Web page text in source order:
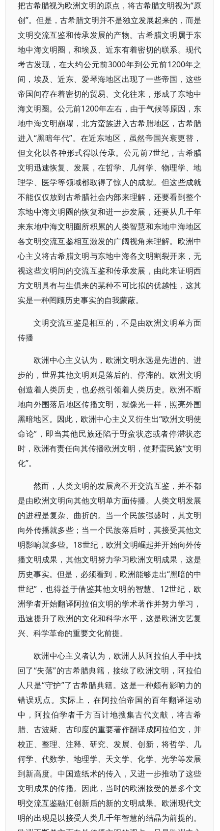
把古希腊视为欧洲文明的原点，将古希腊文明视为“原
创”。但是，古希腊文明并不是独立发展起来的，而是
文明交流互鉴和传承发展的产物。古希腊文明属于东
地中海文明圈，和埃及、近东有着密切的联系。现代
考古发现，在大约公元前3000年到公元前1200年之
间，埃及、近东、爱琴海地区出现了一些帝国，这些
帝国间存在着密切的贸易、文化往来，形成了东地中
海文明圈。公元前1200年左右，由于气候等原因，东
地中海文明崩塌，北方蛮族进入古希腊地区，古希腊
进入“黑暗年代”。在近东地区，虽然帝国兴衰更替，
但文化以各种形式得以传承。公元前7世纪，古希腊
文明迅速恢复、发展，在哲学、几何学、物理学、地
理学、医学等领域都取得了惊人的成就。但这些成就
不能仅仅放到古希腊社会内部来理解，还要看到整个
东地中海文明圈的恢复和进一步发展，还要从几千年
来东地中海文明圈所积累的人类智慧和东地中海地区
各文明交流互鉴相互激发的广阔视角来理解。欧洲中
心主义将古希腊文明与东地中海各文明割裂开来，无
视这些文明间的交流互鉴和传承发展，由此来证明西
方文明具有与生俱来的某种不可比拟的优越性，这其
实是一种罔顾历史事实的自我蒙蔽。
文明交流互鉴是相互的，不是由欧洲文明单方面
传播
欧洲中心主义认为，欧洲文明永远是先进的、进
步的，世界其他文明则是落后的、停滞的。欧洲文明
创造着人类历史，也必然引领着人类历史。欧洲不断
地向外围落后地区传播文明，就像光一样，照亮外围
黑暗地区。因此，欧洲中心主义又衍生出“欧洲文明使
命论”，即当其他民族还陷于野蛮状态或者停滞状态
时，欧洲有责任向其传播欧洲文明，使野蛮民族“文明
化”。
然而，人类文明的发展离不开交流互鉴，并不都
是由欧洲文明向其他文明单方面传播。人类文明发展
的进程是复杂、曲折的。当一个民族强盛时，其文明
向外传播就多些；当一个民族落后时，其接受其他文
明影响就多些。18世纪，欧洲文明崛起并开始向外传
播文明成果，其他文明努力学习欧洲文明成果，这是
历史事实。但是，必须看到，欧洲能够走出“黑暗的中
世纪”，也得益于借鉴其他文明的智慧。12世纪，欧
洲学者开始翻译阿拉伯文明的学术著作并努力学习，
迅速提升了欧洲的文化和科学水平，这是欧洲文艺复
兴、科学革命的重要文化前提。
欧洲中心主义者认为，欧洲人从阿拉伯人手中找
回了“失落”的古希腊典籍，接续了欧洲文明，阿拉伯
人只是“守护”了古希腊典籍。这是一种颇有影响力的
错误观点。实际上，在阿拉伯帝国的百年翻译运动
中，阿拉伯学者千方百计地搜集古代文献，将古希
腊、古波斯、古印度的重要著作翻译成阿拉伯文，并
校正、整理、注释、研究、发展、创新，将哲学、几
何学、代数学、地理学、天文学、化学、光学等发展
到新高度。中国造纸术的传入，又进一步推动了这些
文明成果的传播。因此，当时的欧洲接受的是多个文
明交流互鉴融汇创新后的新的文明成果。欧洲现代文
明的出现是以接受人类几千年智慧的结晶为前提的。